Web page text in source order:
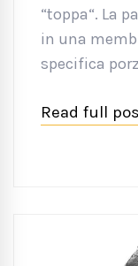
“toppa“. La
in una
specifica
Read full